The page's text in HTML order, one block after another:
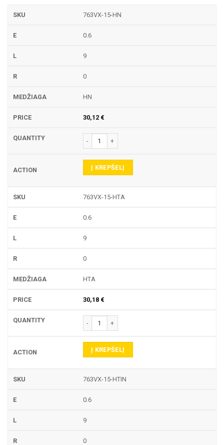
763VX-15-HN
0.6
9
0
HN
30,12 €
produkto kiekis: 763VX-15 TEKINIMO PLOKŠTELĖ
Į KREPŠELĮ
763VX-15-HTA
0.6
9
0
HTA
30,18 €
produkto kiekis: 763VX-15 TEKINIMO PLOKŠTELĖ
Į KREPŠELĮ
763VX-15-HTIN
0.6
9
0